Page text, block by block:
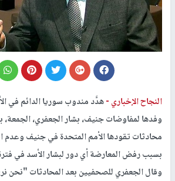
النجاح الإخباري -هدَّد مندوب سوريا الدائم في
وفدها لمفاوضات جنيف، بشار الجعفري،
محادثات تقودها الأمم المتحدة في جنيف وعدم
بسبب رفض المعارضة أي دور لبشار الأسد في
وقال الجعفري للصحفيين بعد المحادثات "نحن